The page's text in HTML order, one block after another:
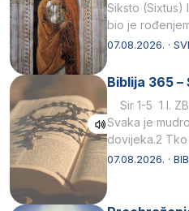
Siksto (Sixtus)
bio je
afričkim…
07.08.2026. ·
Biblija 365 –
Sir 1-5 1 I.
Svaka je
dovijeka.2
07.08.2026. ·